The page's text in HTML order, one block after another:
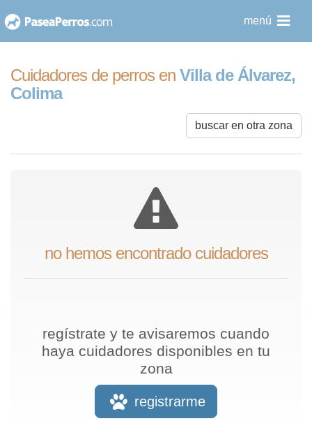
al
menú
Cuidadores de perros en Villa de Álvarez,
Colima
buscar en otra zona
no hemos encontrado cuidadores
regístrate y te avisaremos cuando
haya cuidadores disponibles en tu
zona
registrarme
OpenStreetMap
CC-BY-SA